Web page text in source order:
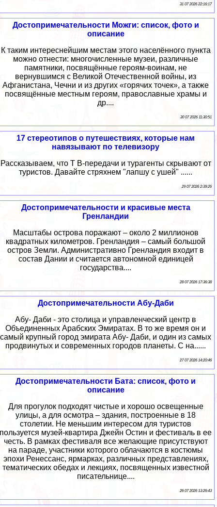
31 07 2026 22:16:17
Достопримечательности Можги: список, фото и
описание
К таким интереснейшим местам этого населённого пункта
можно отнести: многочисленные музеи, различные
памятники, посвящённые героям-воинам, не
вернувшимся с Великой Отечественной войны, из
Афганистана, Чечни и из других «горячих точек», а также
посвящённые местным героям, православные храмы и
др....
30 07 2026 11:30:51
17 стереотипов о путешествиях, которые нам
навязывают по телевизору
Рассказываем, что Т В-передачи и турагенты скрывают от
туристов. Давайте стряхнем "лапшу с ушей" ......
29 07 2026 2:39:26
Достопримечательности и красивые места
Гренландии
Масштабы острова поражают – около 2 миллионов
квадратных километров. Гренландия – самый большой
остров Земли. Административно Гренландия входит в
состав Дании и считается автономной единицей
государства....
28 07 2026 17:36:38
Достопримечательности Абу-Даби
Абу- Даби - это столица и управленческий центр в
Объединенных Арабских Эмиратах. В то же время он и
самый крупный город эмирата Абу- Даби, и один из самых
продвинутых и современных городов планеты. С на......
27 07 2026 14:20:46
Достопримечательности Бата: список, фото и
описание
Для прогулок подходят чистые и хорошо освещенные
улицы, а для осмотра – здания, построенные в 18
столетии. Не меньшим интересом для туристов
пользуется музей-квартира Джейн Остин и фестиваль в ее
честь. В рамках фестиваля все желающие присутствуют
на параде, участники которого облачаются в костюмы
эпохи Ренессанс, ярмарках, различных представлениях,
тематических обедах и лекциях, посвященных известной
писательнице....
26 07 2026 13:26:43